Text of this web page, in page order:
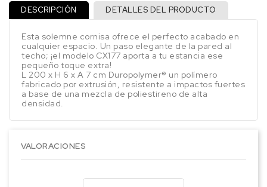
DESCRIPCIÓN DETALLES DEL PRODUCTO
Esta solemne cornisa ofrece el perfecto acabado en
cualquier espacio. Un paso elegante de la pared al
techo; ¡el modelo CX177 aporta a tu estancia ese
pequeño toque extra!
L 200 x H 6 x A 7 cm Duropolymer® un polímero
fabricado por extrusión, resistente a impactos fuertes
a base de una mezcla de poliestireno de alta
densidad.
VALORACIONES